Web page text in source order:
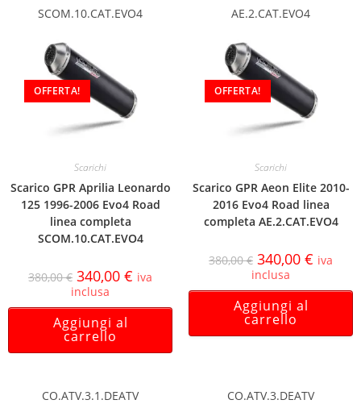
SCOM.10.CAT.EVO4
OFFERTA!
Scarichi
Scarico GPR Aprilia Leonardo
125 1996-2006 Evo4 Road
linea completa
SCOM.10.CAT.EVO4
380,00€ 340,00 € iva
inclusa
Aggiungi al
carrello
AE.2.CAT.EVO4
OFFERTA!
Scarichi
Scarico GPR Aeon Elite 2010-
2016 Evo4 Road linea
completa AE.2.CAT.EVO4
380,00€ 340,00 € iva
inclusa
Aggiungi al
carrello
CO.ATV.3.1.DEATV CO.ATV.3.DEATV